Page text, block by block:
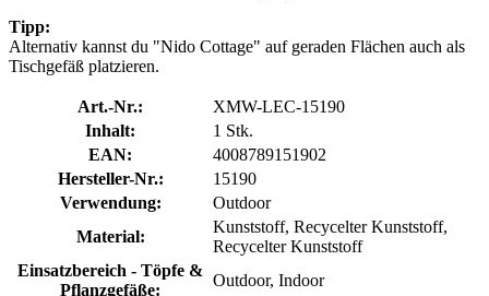
Tipp:
Alternativ kannst du "Nido Cottage" auf geraden Flächen auch als
Tischgefäß platzieren.
Art.-Nr.:
XMW-LEC-15190
Inhalt:
1 Stk.
EAN:
4008789151902
Hersteller-Nr.:
15190
Verwendung:
Outdoor
Material:
Kunststoff, Recycelter Kunststoff,
Recycelter Kunststoff
Einsatzbereich - Töpfe &
Pflanzgefäße:
Outdoor, Indoor